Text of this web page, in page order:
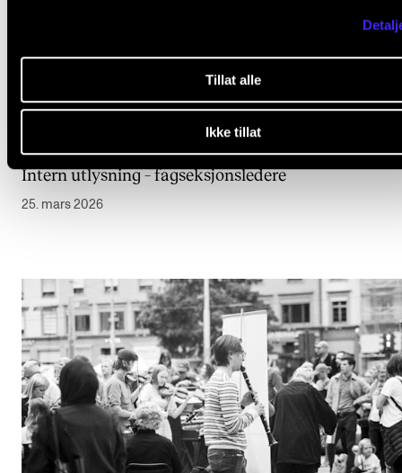
Tillat alle
Ikke tillat
Intern utlysning – fagseksjonsledere
25. mars 2026